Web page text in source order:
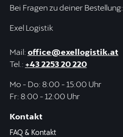
Bei Fragen zu deiner Bestellung:
Exel Logistik
Mail: office@exellogistik.at
Tel.: +43 2253 20 220
Mo - Do: 8:00 - 15:00 Uhr
Fr: 8:00 - 12:00 Uhr
Kontakt
FAQ & Kontakt